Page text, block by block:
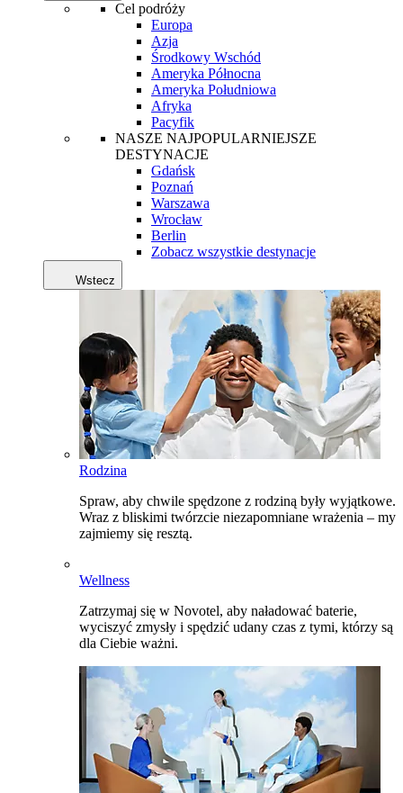
Cel podróży
Europa
Azja
Środkowy Wschód
Ameryka Północna
Ameryka Południowa
Afryka
Pacyfik
NASZE NAJPOPULARNIEJSZE
DESTYNACJE
Gdańsk
Poznań
Warszawa
Wrocław
Berlin
Zobacz wszystkie destynacje
Wstecz
Rodzina
Spraw, aby chwile spędzone z rodziną były wyjątkowe.
Wraz z bliskimi twórzcie niezapomniane wrażenia – my
zajmiemy się resztą.
Wellness
Zatrzymaj się w Novotel, aby naładować baterie,
wyciszyć zmysły i spędzić udany czas z tymi, którzy są
dla Ciebie ważni.